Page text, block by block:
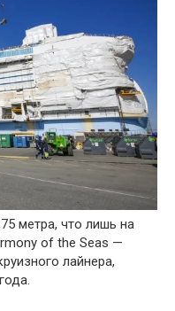
метра, что лишь на
of the Seas —
лайнера,